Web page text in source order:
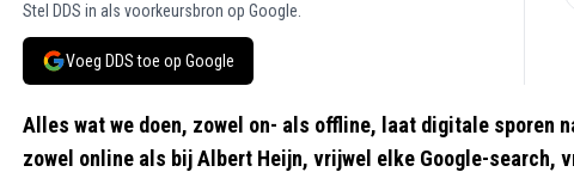
Stel DDS in als voorkeursbron op Google.
Voeg DDS toe op Google
Alles wat we doen, zowel on- als offline, laat digitale sporen
zowel online als bij Albert Heijn, vrijwel elke Google-search,